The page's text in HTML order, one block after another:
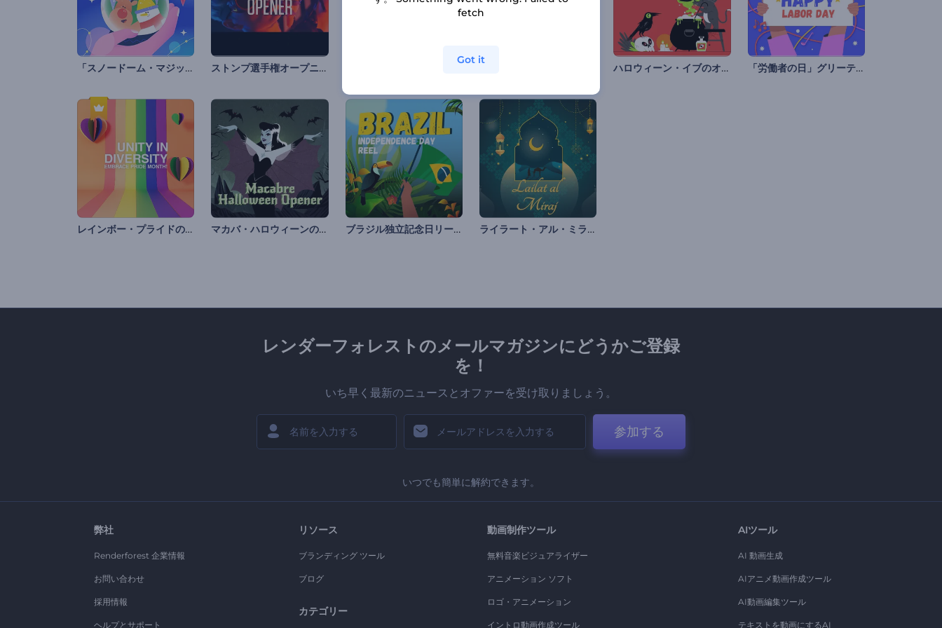
「スノードーム・マジック」オープニング動画 ストンプ選手権オープニング Ghostly Halloween Opener ハロウィーン・イブのオープニング 「労働者の日」グリーティング カード
レインボー・プライドのイントロ動画 マカバ・ハロウィーンのオープニング動画 ブラジル独立記念日リール ライラート・アル・ミラージのアニメーション
レンダーフォレストのメールマガジンにどうかご登録
を！
いち早く最新のニュースとオファーを受け取りましょう。
参加する
いつでも簡単に解約できます。
弊社
Renderforest 企業情報
お問い合わせ
採用情報
ヘルプとサポート
リソース
ブランディング ツール
ブログ
カテゴリー
動画制作ツール
無料音楽ビジュアライザー
アニメーション ソフト
ロゴ・アニメーション
イントロ動画作成ツール
AIツール
AI 動画生成
AIアニメ動画作成ツール
AI動画編集ツール
テキストを動画にするAI
fetch
Got it